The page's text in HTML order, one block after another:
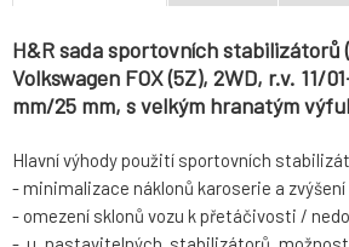
H&R sada sportovních stabilizátorů
Volkswagen FOX (5Z), 2WD, r.v. 11/
mm/25 mm, s velkým hranatým
Hlavní výhody použití sportovních
- minimalizace náklonů karoserie a
- omezení sklonů vozu k přetáčivosti /